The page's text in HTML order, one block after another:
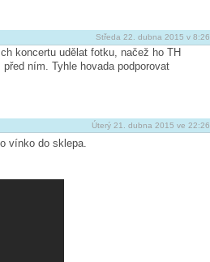
Středa 22. dubna 2015 v 8:26
koncertu udělat fotku, načež ho TH
ním. Tyhle hovada podporovat
Úterý 21. dubna 2015 ve 22:26
vínko do sklepa.